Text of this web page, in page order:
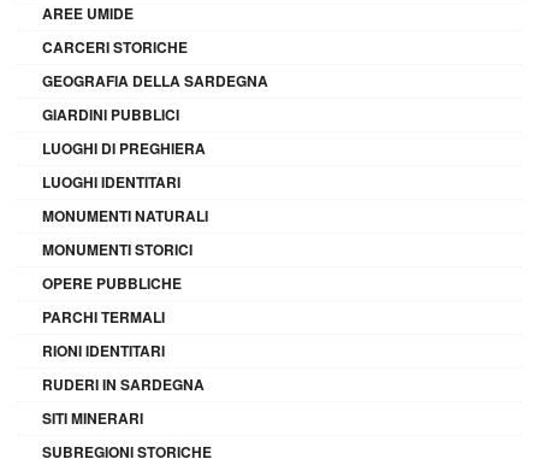
AREE UMIDE
CARCERI STORICHE
GEOGRAFIA DELLA SARDEGNA
GIARDINI PUBBLICI
LUOGHI DI PREGHIERA
LUOGHI IDENTITARI
MONUMENTI NATURALI
MONUMENTI STORICI
OPERE PUBBLICHE
PARCHI TERMALI
RIONI IDENTITARI
RUDERI IN SARDEGNA
SITI MINERARI
SUBREGIONI STORICHE